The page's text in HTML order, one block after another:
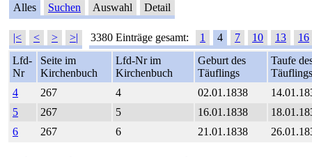
Alles Suchen Auswahl Detail
|< < > >| 3380 Einträge gesamt: 1 4 7 10 13
16
Lfd-
Nr
Seite im
Kirchenbuch
Lfd-Nr im
Kirchenbuch
Geburt des
Täuflings
Taufe
Täuflings
4
267 4 02.01.1838
5
267 5 16.01.1838
6
267 6 21.01.1838